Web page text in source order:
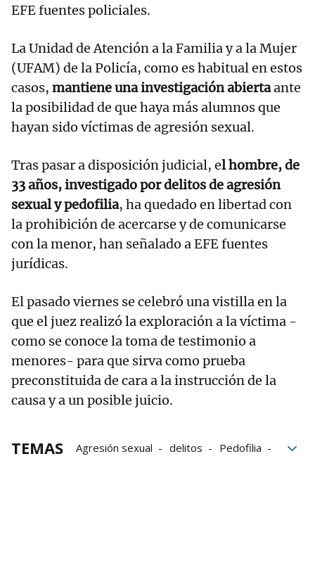
EFE fuentes policiales.
La Unidad de Atención a la Familia y a la Mujer
(UFAM) de la Policía, como es habitual en estos
casos, mantiene una investigación abiertaante
la posibilidad de que haya más alumnos que
hayan sido víctimas de agresión sexual.
Tras pasar a disposición judicial, el hombre, de
33 años, investigado por delitos de agresión
sexual y pedofilia, ha quedado en libertad con
la prohibición de acercarse y de comunicarse
con la menor, han señalado a EFE fuentes
jurídicas.
El pasado viernes se celebró una vistilla en la
que el juez realizó la exploración a la víctima -
como se conoce la toma de testimonio a
menores- para que sirva como prueba
preconstituida de cara a la instrucción de la
causa y a un posible juicio.
TEMAS Agresión sexual delitos
Pedofilia